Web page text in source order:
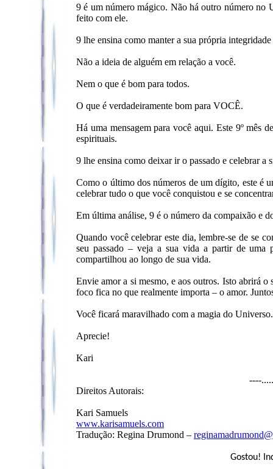
9 é um número mágico. Não há outro número no
feito com ele.
9 lhe ensina como manter a sua própria
Não a ideia de alguém em relação a você.
Nem o que é bom para todos.
O que é verdadeiramente bom para VOCÊ.
Há uma mensagem para você aqui. Este 9º mês
espirituais.
9 lhe ensina como deixar ir o passado e celebrar a
Como o último dos números de um dígito, este é
celebrar tudo o que você conquistou e se
Em última análise, 9 é o número da compaixão e
Quando você celebrar este dia, lembre-se de se
seu passado – veja a sua vida a partir de uma
compartilhou ao longo de sua vida.
Envie amor a si mesmo, e aos outros. Isto abrirá
foco fica no que realmente importa – o amor.
Você ficará maravilhado com a magia do Universo.
Aprecie!
Kari
----
Direitos Autorais:
Kari Samuels
www.karisamuels.com
Tradução: Regina Drumond –
Gostou!